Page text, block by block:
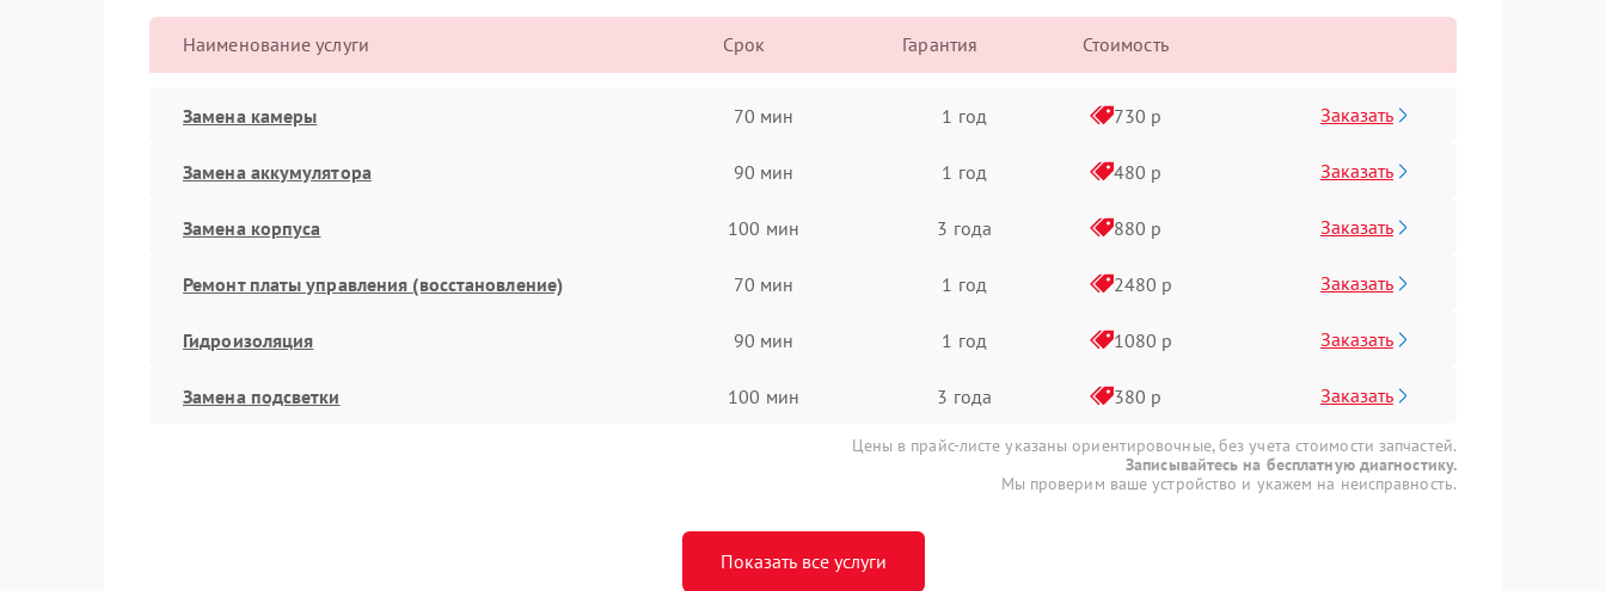
Наименование услуги Срок Гарантия Стоимость
Замена камеры 70 мин 1 год 730 р Заказать
Замена аккумулятора 90 мин 1 год 480 р Заказать
Замена корпуса 100 мин 3 года 880 р Заказать
Ремонт платы управления (восстановление) 70 мин 1 год 2480 р Заказать
Гидроизоляция 90 мин 1 год 1080 р Заказать
Замена подсветки 100 мин 3 года 380 р Заказать
Цены в прайс-листе указаны ориентировочные, без учета стоимости запчастей.
Записывайтесь на бесплатную диагностику.
Мы проверим ваше устройство и укажем на неисправность.
Показать все услуги